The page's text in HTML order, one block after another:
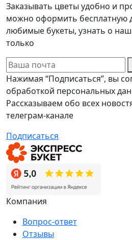
Заказывать цветы удобно и
можно оформить бесплатную
любимые букеты, узнать о
только
Нажимая “Подписаться”, вы
обработкой персональных
Рассказываем обо всех
телеграм-канале
Подписаться
Компания
Вопрос-ответ
Отзывы